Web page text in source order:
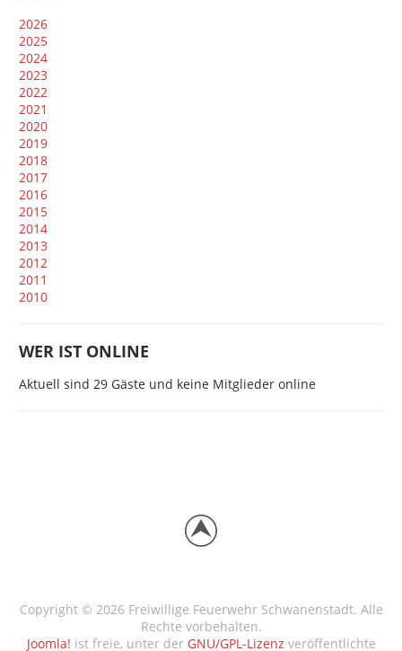
2026
2025
2024
2023
2022
2021
2020
2019
2018
2017
2016
2015
2014
2013
2012
2011
2010
WER IST ONLINE
Aktuell sind 29 Gäste und keine Mitglieder online
Copyright © 2026 Freiwillige Feuerwehr Schwanenstadt. Alle
Rechte vorbehalten.
Joomla! ist freie, unter der GNU/GPL-Lizenz veröffentlichte